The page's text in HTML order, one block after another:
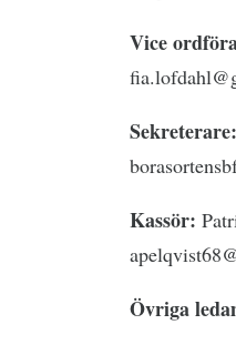
Vice
Sekreterare:
Kassör:
Övriga